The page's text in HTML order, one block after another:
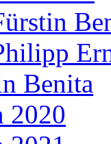
Benita
2020